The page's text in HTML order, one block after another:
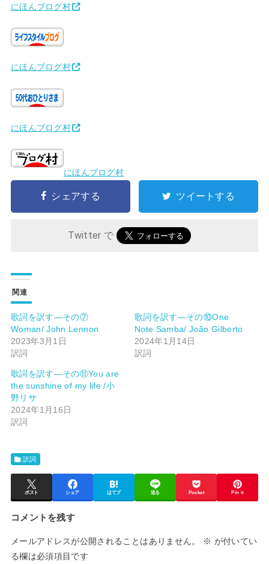
にほんブログ村
にほんブログ村
にほんブログ村
にほんブログ村
シェアする ツイートする
Twitter で
関連
歌詞を訳す―その⑦
Woman/ John Lennon
2023年3月1日
訳詞
歌詞を訳す―その⑩One
Note Samba/ João Gilberto
2024年1月14日
訳詞
歌詞を訳す―その⑪You are
the sunshine of my life /小
野リサ
2024年1月16日
訳詞
訳詞
ポスト シェア はてブ 送る Pocket Pin it
コメントを残す
メールアドレスが公開されることはありません。 ※ が付いてい
る欄は必須項目です